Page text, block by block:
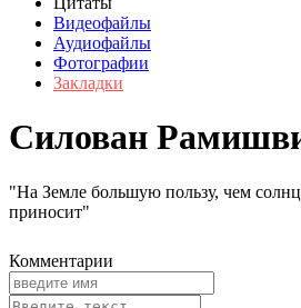
Видеофайлы
Аудиофайлы
Фотографии
Закладки
Силован
"На Земле большую пользу, чем
приносит"
Комментарии